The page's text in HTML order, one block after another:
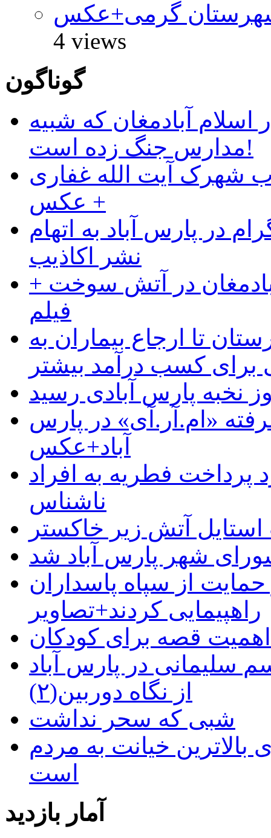
گرمی+عکس
4 views
گوناگون
آبادمغان که شبیه
مدارس جنگ زده است!
شهرک آیت الله غفاری
+ عکس
در پارس آباد به اتهام
نشر اکاذیب
در آتش سوخت +
فیلم
تا ارجاع بیماران به
کسب درآمد بیشتر
نخبه پارس آبادی رسید
«ام.آر.آی» در پارس
آباد+عکس
پرداخت فطریه به افراد
ناشناس
آتش زیر خاکستر
شهر پارس آباد شد
از سپاه پاسداران
راهپیمایی کردند+تصاویر
سلیمانی در پارس آباد
از نگاه دوربین(۲)
شبی که سحر نداشت
خیانت به مردم
است
آمار بازدید